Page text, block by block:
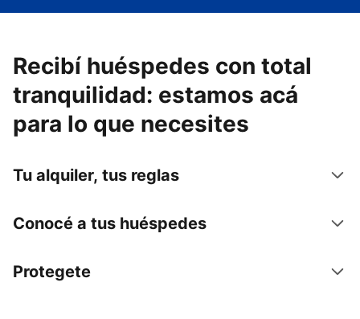
Recibí huéspedes con total
tranquilidad: estamos acá
para lo que necesites
Tu alquiler, tus reglas
Conocé a tus huéspedes
Protegete